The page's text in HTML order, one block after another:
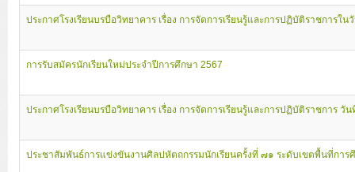
ประกาศโรงเรียนบรบือวิทยาคาร เรื่อง การจัดการเรียนรู้และการปฏิบัติราชการ
การรับสมัครนักเรียนใหม่ประจำปีการศึกษา 2567
ประกาศโรงเรียนบรบือวิทยาคาร เรื่อง การจัดการเรียนรู้และการปฏิบัติราชการ วั
ประชาสัมพันธ์การแข่งขันงานศิลปหัตถกรรมนักเรียนครั้งที่ ๗๑ ระดับเขตพื้นที่การ